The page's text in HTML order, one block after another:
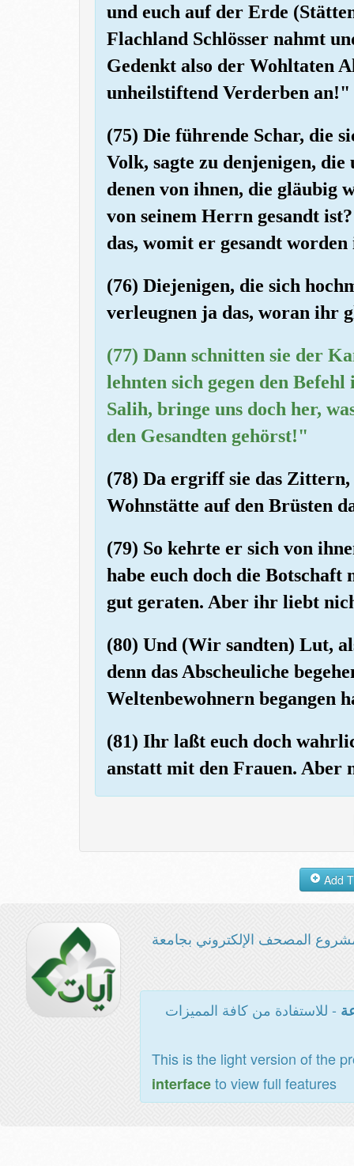
und euch auf der Erde
Flachland Schlösser nahmt
Gedenkt also der Wohltaten
unheilstiftend Verderben an!"
(75) Die führende Schar, die
Volk, sagte zu denjenigen,
denen von ihnen, die
von seinem Herrn gesandt
das, womit er gesandt
(76) Diejenigen, die sich
verleugnen ja das, woran ihr
(77) Dann schnitten sie der
lehnten sich gegen den
Salih, bringe uns doch her,
den Gesandten gehörst!"
(78) Da ergriff sie das
Wohnstätte auf den Brüsten
(79) So kehrte er sich von
habe euch doch die
gut geraten. Aber ihr liebt
(80) Und (Wir sandten) Lut,
denn das Abscheuliche
Weltenbewohnern begangen
(81) Ihr laßt euch doch
anstatt mit den Frauen. Aber
المصحف الإلكتروني بجامعة
- للاستفادة من كافة المميزات
This is the light version of the
interfaceto view full features